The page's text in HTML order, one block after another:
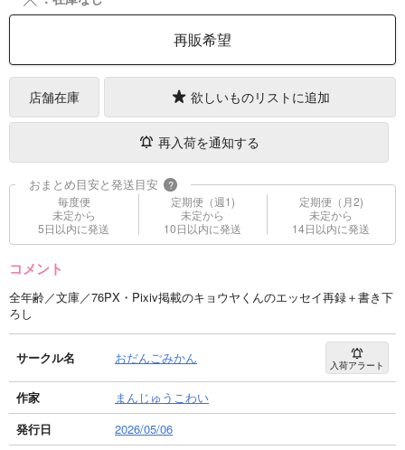
再販希望
店舗在庫 欲しいものリストに追加
再入荷を通知する
おまとめ目安と発送目安 ?
毎度便
未定から
5日以内に発送
定期便（週1)
未定から
10日以内に発送
定期便（月2)
未定から
14日以内に発送
コメント
全年齢／文庫／76PX・Pixiv掲載のキョウヤくんのエッセイ再録＋書き下
ろし
サークル名 おだんごみかん 入荷アラート
作家
まんじゅうこわい
発行日
2026/05/06